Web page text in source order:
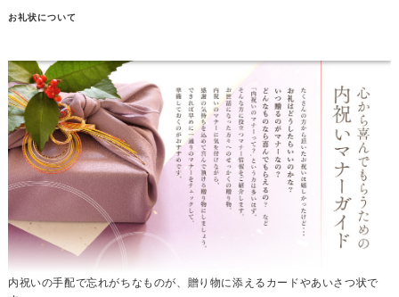
お礼状について
内祝いの手配で忘れがちなものが、贈り物に添えるカードやあいさつ状で